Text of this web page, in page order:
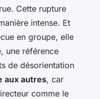
Cette rupture
intense. Et
en groupe, elle
une référence
de désorientation
aux autres, car
comme le